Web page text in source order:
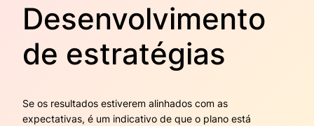
Desenvolvimento
de estratégias
Se os resultados estiverem alinhados com as
expectativas, é um indicativo de que o plano está